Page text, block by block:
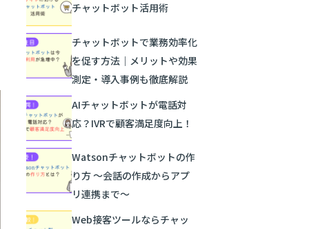
チャットボット活用術
チャットボットで業務効率化
を促す方法｜メリットや効果
測定・導入事例も徹底解説
AIチャットボットが電話対
応？IVRで顧客満足度向上！
Watsonチャットボットの作
り方 ～会話の作成からアプ
リ連携まで～
Web接客ツールならチャッ